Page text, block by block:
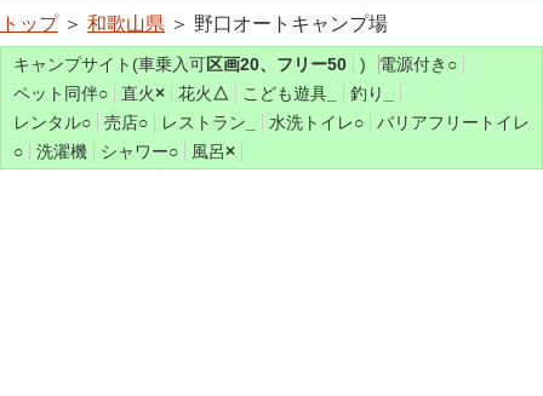
トップ＞ 和歌山県 ＞ 野口オートキャンプ場
キャンプサイト(車乗入可区画20、フリー50 ) 電源付き ○
ペット同伴○ 直火× 花火 △ こども遊具 釣り
レンタル○ 売店○ レストラン 水洗トイレ○
バリアフリートイレ
○
洗濯機 シャワー○ 風呂×